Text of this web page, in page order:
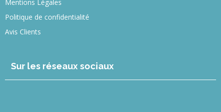
Mentions Légales
Politique de confidentialité
Avis Clients
Sur les réseaux sociaux